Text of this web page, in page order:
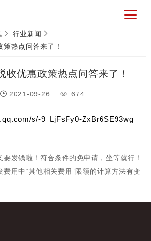
行业新闻
热点问答来了！
收优惠政策热点问答来了！
2021-09-26 674
s/-9_LjFsFy0-ZxBr6SE93wg
要发钱啦！符合条件的免申请，坐等就行！
费用中“其他相关费用”限额的计算方法有变